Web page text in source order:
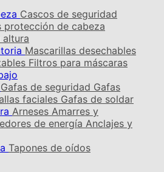
Cascos de seguridad
protección de cabeza
altura
Mascarillas desechables
Filtros para máscaras
Gafas de seguridad Gafas
faciales Gafas de soldar
Arneses Amarres y
de energía Anclajes y
Tapones de oídos